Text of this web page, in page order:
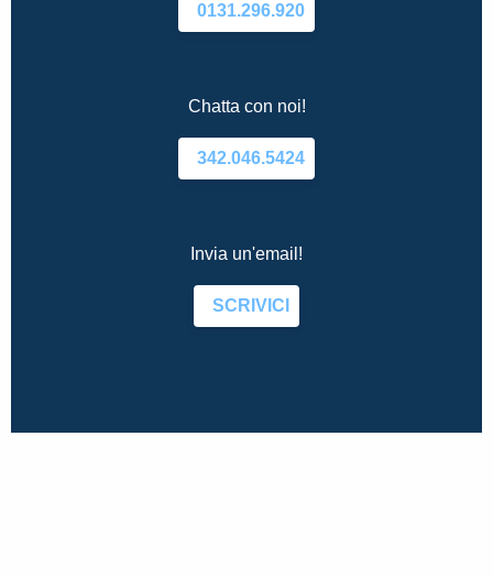
0131.296.920
Chatta con noi!
342.046.5424
Invia un'email!
SCRIVICI